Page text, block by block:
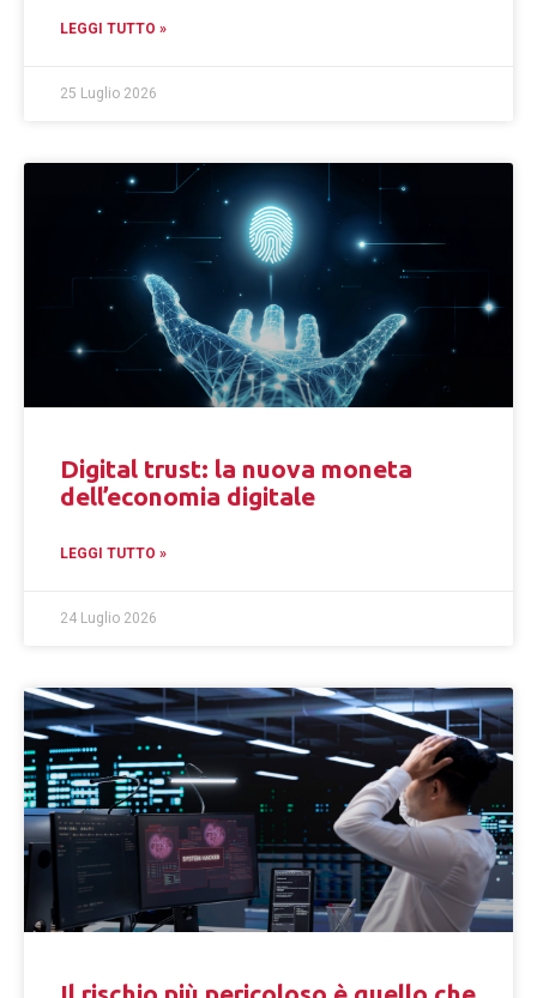
LEGGI TUTTO »
25 Luglio 2026
Digital trust: la nuova moneta
dell’economia digitale
LEGGI TUTTO »
24 Luglio 2026